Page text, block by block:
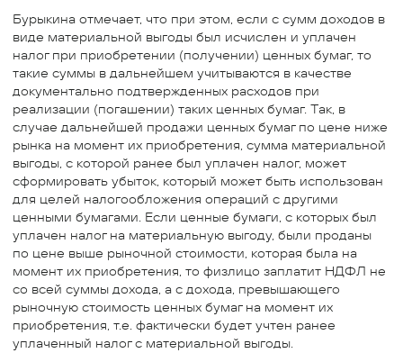
Бурыкина отмечает, что при этом, если с сумм доходов в
виде материальной выгоды был исчислен и уплачен
налог при приобретении (получении) ценных бумаг, то
такие суммы в дальнейшем учитываются в качестве
документально подтвержденных расходов при
реализации (погашении) таких ценных бумаг. Так, в
случае дальнейшей продажи ценных бумаг по цене ниже
рынка на момент их приобретения, сумма материальной
выгоды, с которой ранее был уплачен налог, может
сформировать убыток, который может быть использован
для целей налогообложения операций с другими
ценными бумагами. Если ценные бумаги, с которых был
уплачен налог на материальную выгоду, были проданы
по цене выше рыночной стоимости, которая была на
момент их приобретения, то физлицо заплатит НДФЛ не
со всей суммы дохода, а с дохода, превышающего
рыночную стоимость ценных бумаг на момент их
приобретения, т.е. фактически будет учтен ранее
уплаченный налог с материальной выгоды.